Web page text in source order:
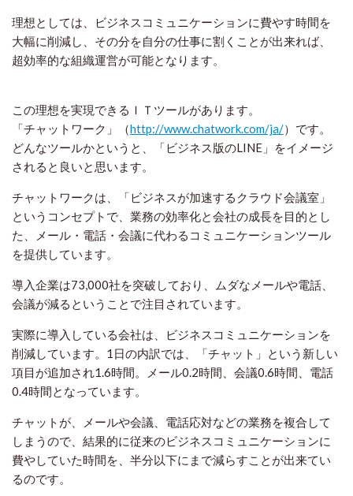
理想としては、ビジネスコミュニケーションに費やす時間を
大幅に削減し、その分を自分の仕事に割くことが出来れば、
超効率的な組織運営が可能となります。
この理想を実現できるＩＴツールがあります。
「チャットワーク」（http://www.chatwork.com/ja/）です。
どんなツールかというと、「ビジネス版のLINE」をイメージ
されると良いと思います。
チャットワークは、「ビジネスが加速するクラウド会議室」
というコンセプトで、業務の効率化と会社の成長を目的とし
た、メール・電話・会議に代わるコミュニケーションツール
を提供しています。
導入企業は73,000社を突破しており、ムダなメールや電話、
会議が減るということで注目されています。
実際に導入している会社は、ビジネスコミュニケーションを
削減しています。1日の内訳では、「チャット」という新しい
項目が追加され1.6時間。メール0.2時間、会議0.6時間、電話
0.4時間となっています。
チャットが、メールや会議、電話応対などの業務を複合して
しまうので、結果的に従来のビジネスコミュニケーションに
費やしていた時間を、半分以下にまで減らすことが出来てい
るのです。